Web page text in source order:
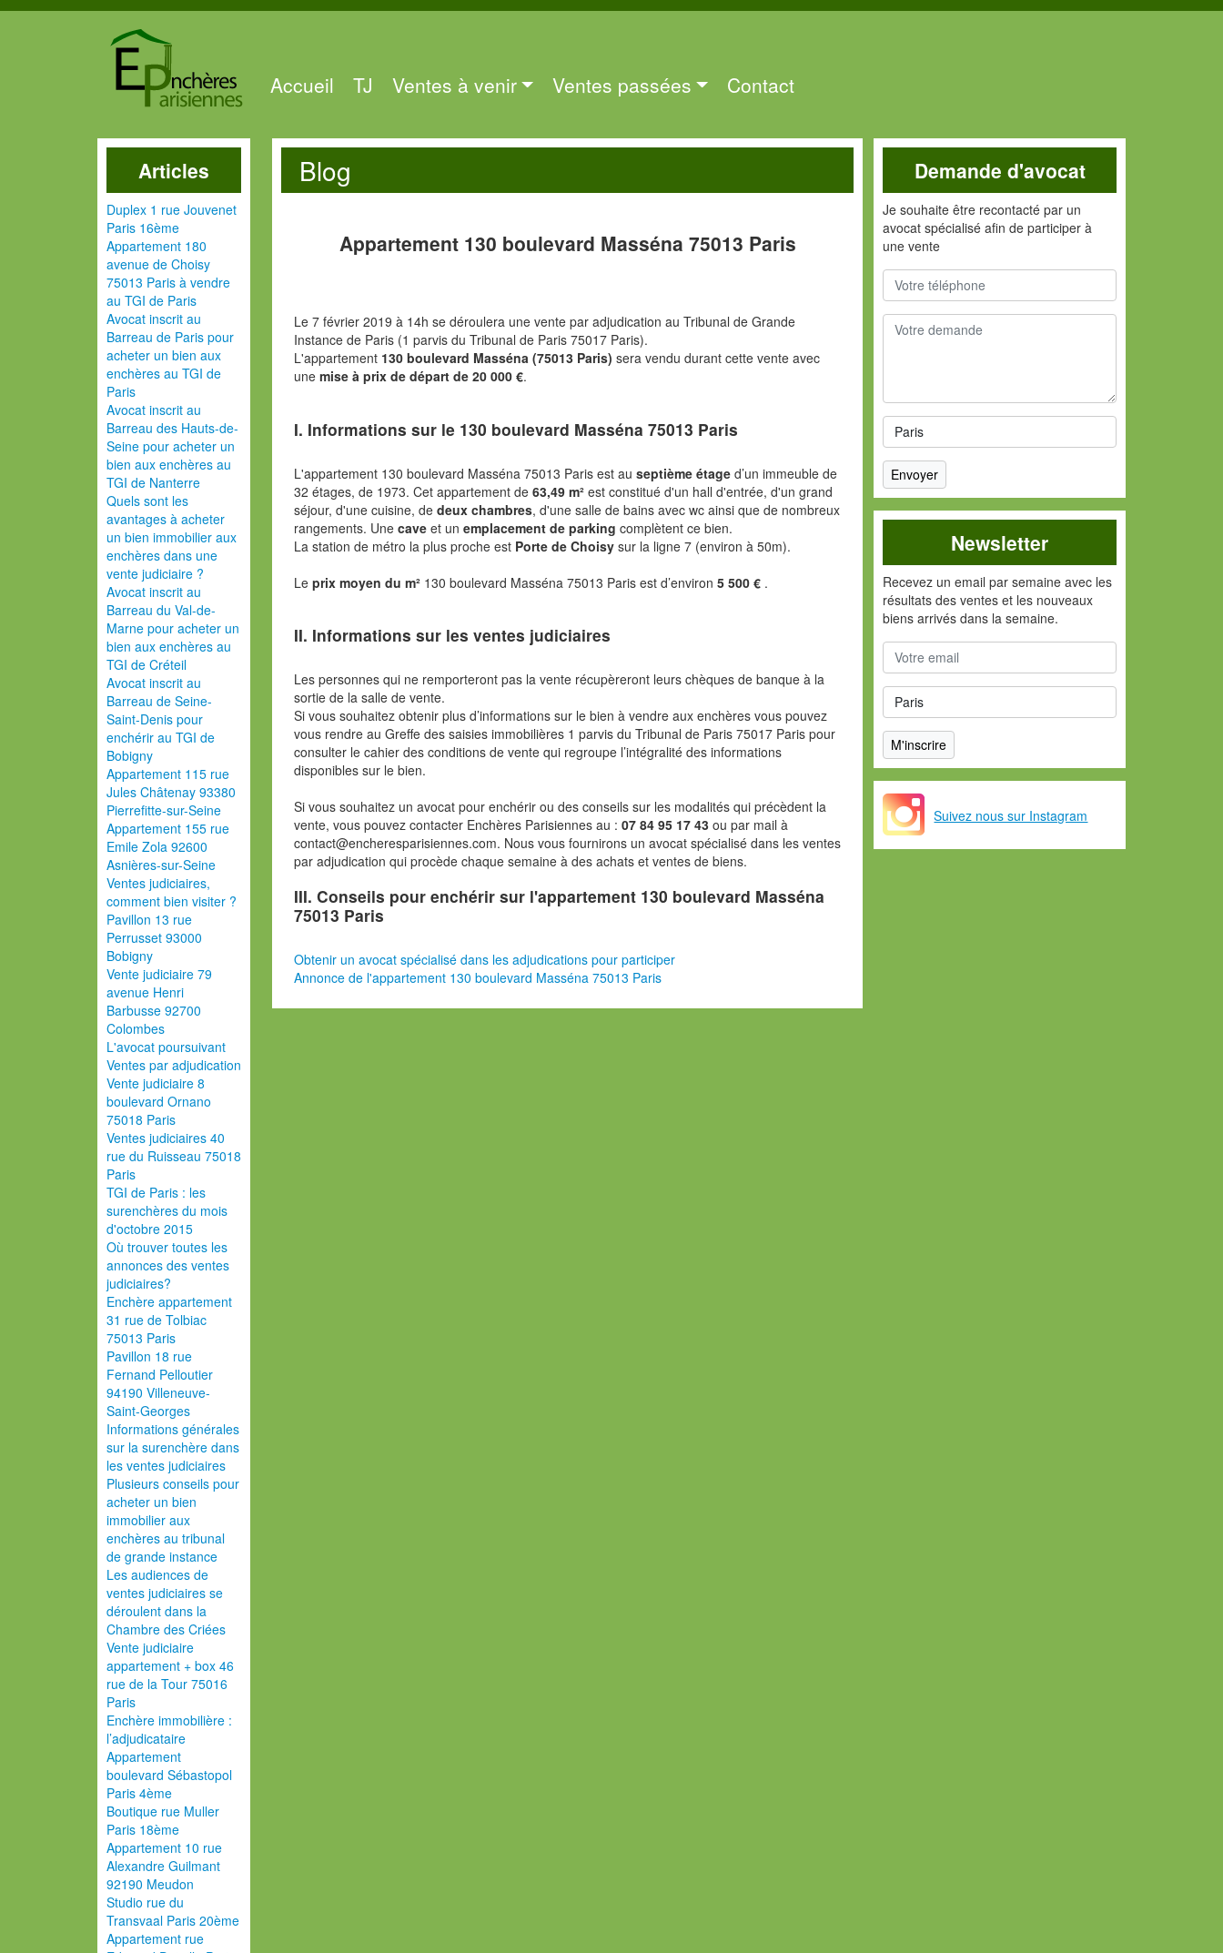
Accueil TJ Ventes à venir Ventes passées Contact
Articles
Duplex 1 rue Jouvenet
Paris 16ème
Appartement 180
avenue de Choisy
75013 Paris à vendre
au TGI de Paris
Avocat inscrit au
Barreau de Paris pour
acheter un bien aux
enchères au TGI de
Paris
Avocat inscrit au
Barreau des Hauts-de-
Seine pour acheter un
bien aux enchères au
TGI de Nanterre
Quels sont les
avantages à acheter
un bien immobilier aux
enchères dans une
vente judiciaire ?
Avocat inscrit au
Barreau du Val-de-
Marne pour acheter un
bien aux enchères au
TGI de Créteil
Avocat inscrit au
Barreau de Seine-
Saint-Denis pour
enchérir au TGI de
Bobigny
Appartement 115 rue
Jules Châtenay 93380
Pierrefitte-sur-Seine
Appartement 155 rue
Emile Zola 92600
Asnières-sur-Seine
Ventes judiciaires,
comment bien visiter ?
Pavillon 13 rue
Perrusset 93000
Bobigny
Vente judiciaire 79
avenue Henri
Barbusse 92700
Colombes
L'avocat poursuivant
Ventes par adjudication
Vente judiciaire 8
boulevard Ornano
75018 Paris
Ventes judiciaires 40
rue du Ruisseau 75018
Paris
TGI de Paris : les
surenchères du mois
d'octobre 2015
Où trouver toutes les
annonces des ventes
judiciaires?
Enchère appartement
31 rue de Tolbiac
75013 Paris
Pavillon 18 rue
Fernand Pelloutier
94190 Villeneuve-
Saint-Georges
Informations générales
sur la surenchère dans
les ventes judiciaires
Plusieurs conseils pour
acheter un bien
immobilier aux
enchères au tribunal
de grande instance
Les audiences de
ventes judiciaires se
déroulent dans la
Chambre des Criées
Vente judiciaire
appartement + box 46
rue de la Tour 75016
Paris
Enchère immobilière :
l’adjudicataire
Appartement
boulevard Sébastopol
Paris 4ème
Boutique rue Muller
Paris 18ème
Appartement 10 rue
Alexandre Guilmant
92190 Meudon
Studio rue du
Transvaal Paris 20ème
Appartement rue
Blog
Appartement 130 boulevard Masséna 75013 Paris
Le 7 février 2019 à 14h se déroulera une vente par adjudication au Tribunal de Grande
Instance de Paris (1 parvis du Tribunal de Paris 75017 Paris).
L'appartement 130 boulevard Masséna (75013 Paris)sera vendu durant cette vente avec
unemise à prix de départ de 20 000 €.
I. Informations sur le 130 boulevard Masséna 75013 Paris
L'appartement 130 boulevard Masséna 75013 Paris est auseptième étaged’un immeuble de
32 étages, de 1973. Cet appartement de63,49 m²est constitué d'un hall d'entrée, d'un grand
séjour, d'une cuisine, dedeux chambres, d'une salle de bains avec wc ainsi que de nombreux
rangements. Unecave et unemplacement de parking complètent ce bien.
La station de métro la plus proche est Porte de Choisy sur la ligne 7 (environ à 50m).
Leprix moyen du m² 130 boulevard Masséna 75013 Paris est d’environ5 500 € .
II. Informations sur les ventes judiciaires
Les personnes qui ne remporteront pas la vente récupèreront leurs chèques de banque à la
sortie de la salle de vente.
Si vous souhaitez obtenir plus d’informations sur le bien à vendre aux enchères vous pouvez
vous rendre au Greffe des saisies immobilières 1 parvis du Tribunal de Paris 75017 Paris pour
consulter le cahier des conditions de vente qui regroupe l’intégralité des informations
disponibles sur le bien.
Si vous souhaitez un avocat pour enchérir ou des conseils sur les modalités qui précèdent la
vente, vous pouvez contacter Enchères Parisiennes au :07 84 95 17 43ou par mail à
contact@encheresparisiennes.com. Nous vous fournirons un avocat spécialisé dans les ventes
par adjudication qui procède chaque semaine à des achats et ventes de biens.
III. Conseils pour enchérir sur l'appartement 130 boulevard Masséna
75013 Paris
Obtenir un avocat spécialisé dans les adjudications pour participer
Annonce de l'appartement 130 boulevard Masséna 75013 Paris
Demande d'avocat
Je souhaite être recontacté par un
avocat spécialisé afin de participer à
une vente
Newsletter
Recevez un email par semaine avec les
résultats des ventes et les nouveaux
biens arrivés dans la semaine.
Suivez nous sur Instagram